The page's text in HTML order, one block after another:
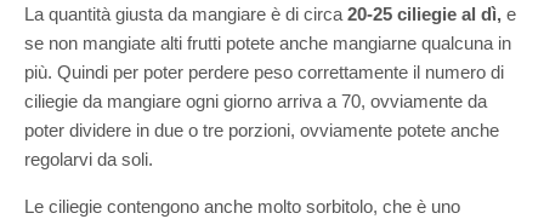
La quantità giusta da mangiare è di circa20-25 ciliegie al dì, e
se non mangiate alti frutti potete anche mangiarne qualcuna in
più. Quindi per poter perdere peso correttamente il numero di
ciliegie da mangiare ogni giorno arriva a 70, ovviamente da
poter dividere in due o tre porzioni, ovviamente potete anche
regolarvi da soli.
Le ciliegie contengono anche molto sorbitolo, che è uno